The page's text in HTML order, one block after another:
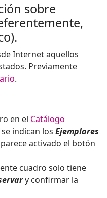
sobre
Internet aquellos
Previamente
.
en el Catálogo
indican los Ejemplares
activado el botón
cuadro solo tiene
y confirmar la